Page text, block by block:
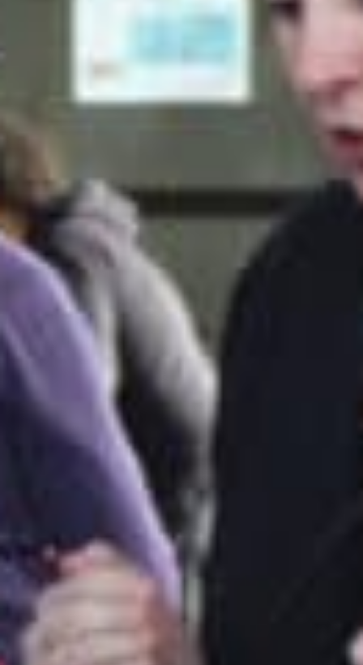
werkzaam zijn. Gebruik de filteropties om snel een
keuze te maken. Blijf automatisch op de hoogte van het